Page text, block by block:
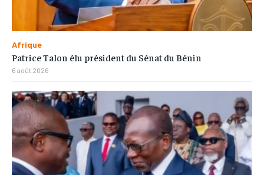
Afrique
Patrice Talon élu président du Sénat du Bénin
6 août 2026